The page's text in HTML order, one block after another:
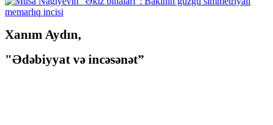
Xanım Aydın,
"Ədəbiyyat və incəsənət”